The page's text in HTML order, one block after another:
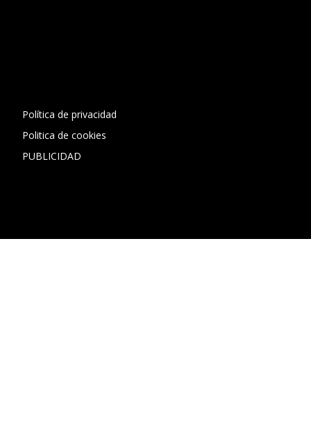
Política de privacidad
Politica de cookies
PUBLICIDAD